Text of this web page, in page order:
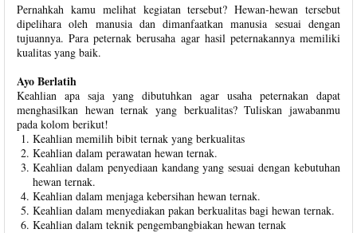
Pernahkah kamu melihat kegiatan tersebut? Hewan-hewan tersebut
dipelihara oleh manusia dan dimanfaatkan manusia sesuai dengan
tujuannya. Para peternak berusaha agar hasil peternakannya memiliki
kualitas yang baik.
Ayo Berlatih
Keahlian apa saja yang dibutuhkan agar usaha peternakan dapat
menghasilkan hewan ternak yang berkualitas? Tuliskan jawabanmu
pada kolom berikut!
Keahlian memilih bibit ternak yang berkualitas
Keahlian dalam perawatan hewan ternak.
Keahlian dalam penyediaan kandang yang sesuai dengan kebutuhan
hewan ternak.
Keahlian dalam menjaga kebersihan hewan ternak.
Keahlian dalam menyediakan pakan berkualitas bagi hewan ternak.
Keahlian dalam teknik pengembangbiakan hewan ternak